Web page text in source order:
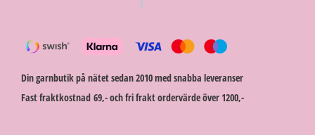
Din garnbutik på nätet sedan 2010 med snabba leveranser
Fast fraktkostnad 69,- och fri frakt ordervärde över 1200,-